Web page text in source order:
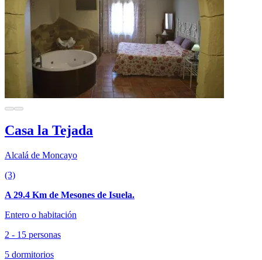
Casa la Tejada
Alcalá de Moncayo
(3)
A 29.4 Km de Mesones de Isuela.
Entero o habitación
2 - 15 personas
5 dormitorios